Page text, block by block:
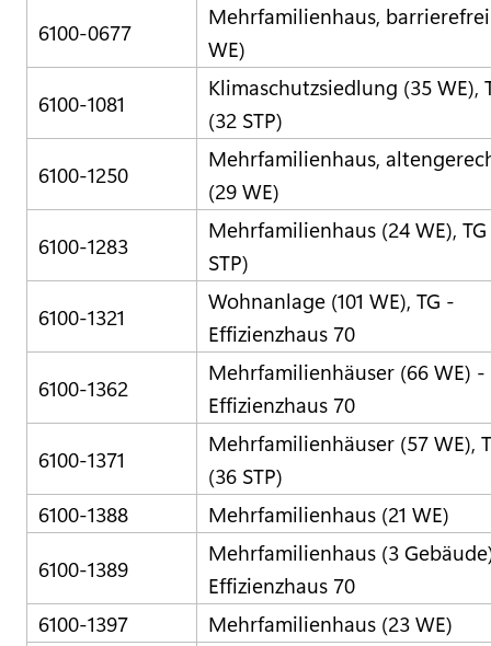
6100-0677
Mehrfamilienhaus,
WE)
6100-1081
Klimaschutzsiedlung (35 WE),
(32 STP)
6100-1250
Mehrfamilienhaus,
(29 WE)
6100-1283
Mehrfamilienhaus (24 WE),
STP)
6100-1321
Wohnanlage (101 WE), TG -
Effizienzhaus 70
6100-1362
Mehrfamilienhäuser (66 WE) -
Effizienzhaus 70
6100-1371
Mehrfamilienhäuser (57 WE),
(36 STP)
6100-1388
Mehrfamilienhaus (21 WE)
6100-1389
Mehrfamilienhaus (3
Effizienzhaus 70
6100-1397
Mehrfamilienhaus (23 WE)